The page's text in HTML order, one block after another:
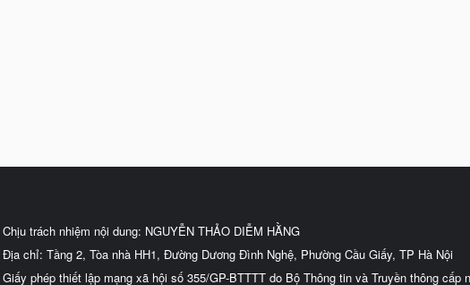
Chịu trách nhiệm nội dung: NGUYỄN THẢO DIỄM HẰNG
Địa chỉ: Tầng 2, Tòa nhà HH1, Đường Dương Đình Nghệ, Phường Cầu Giấy, TP Hà Nội
Giấy phép thiết lập mạng xã hội số 355/GP-BTTTT do Bộ Thông tin và Truyền thông cấp